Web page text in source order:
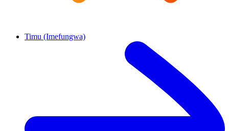
Timu (Imefungwa)